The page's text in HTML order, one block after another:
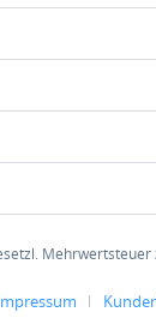
Mehrwertsteuer